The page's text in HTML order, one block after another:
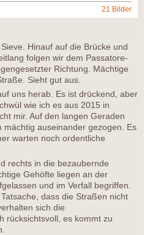
21 Bilder
Hinauf auf die Brücke und
folgen wir dem Passatore-
Richtung. Mächtige
Sieht gut aus.
uns herab. Es ist drückend, aber
wie ich es aus 2015 in
mir. Auf den langen Geraden
mächtig auseinander gezogen. Es
warten noch ordentliche
rechts in die bezaubernde
Gehöfte liegen an der
und im Verfall begriffen.
dass die Straßen nicht
sich die
rücksichtsvoll, es kommt zu